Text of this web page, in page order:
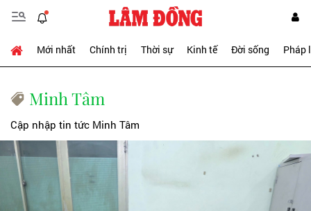
Mới nhất Chính trị Thời sự Kinh tế Đời sống Pháp
Minh Tâm
Cập nhập tin tức Minh Tâm